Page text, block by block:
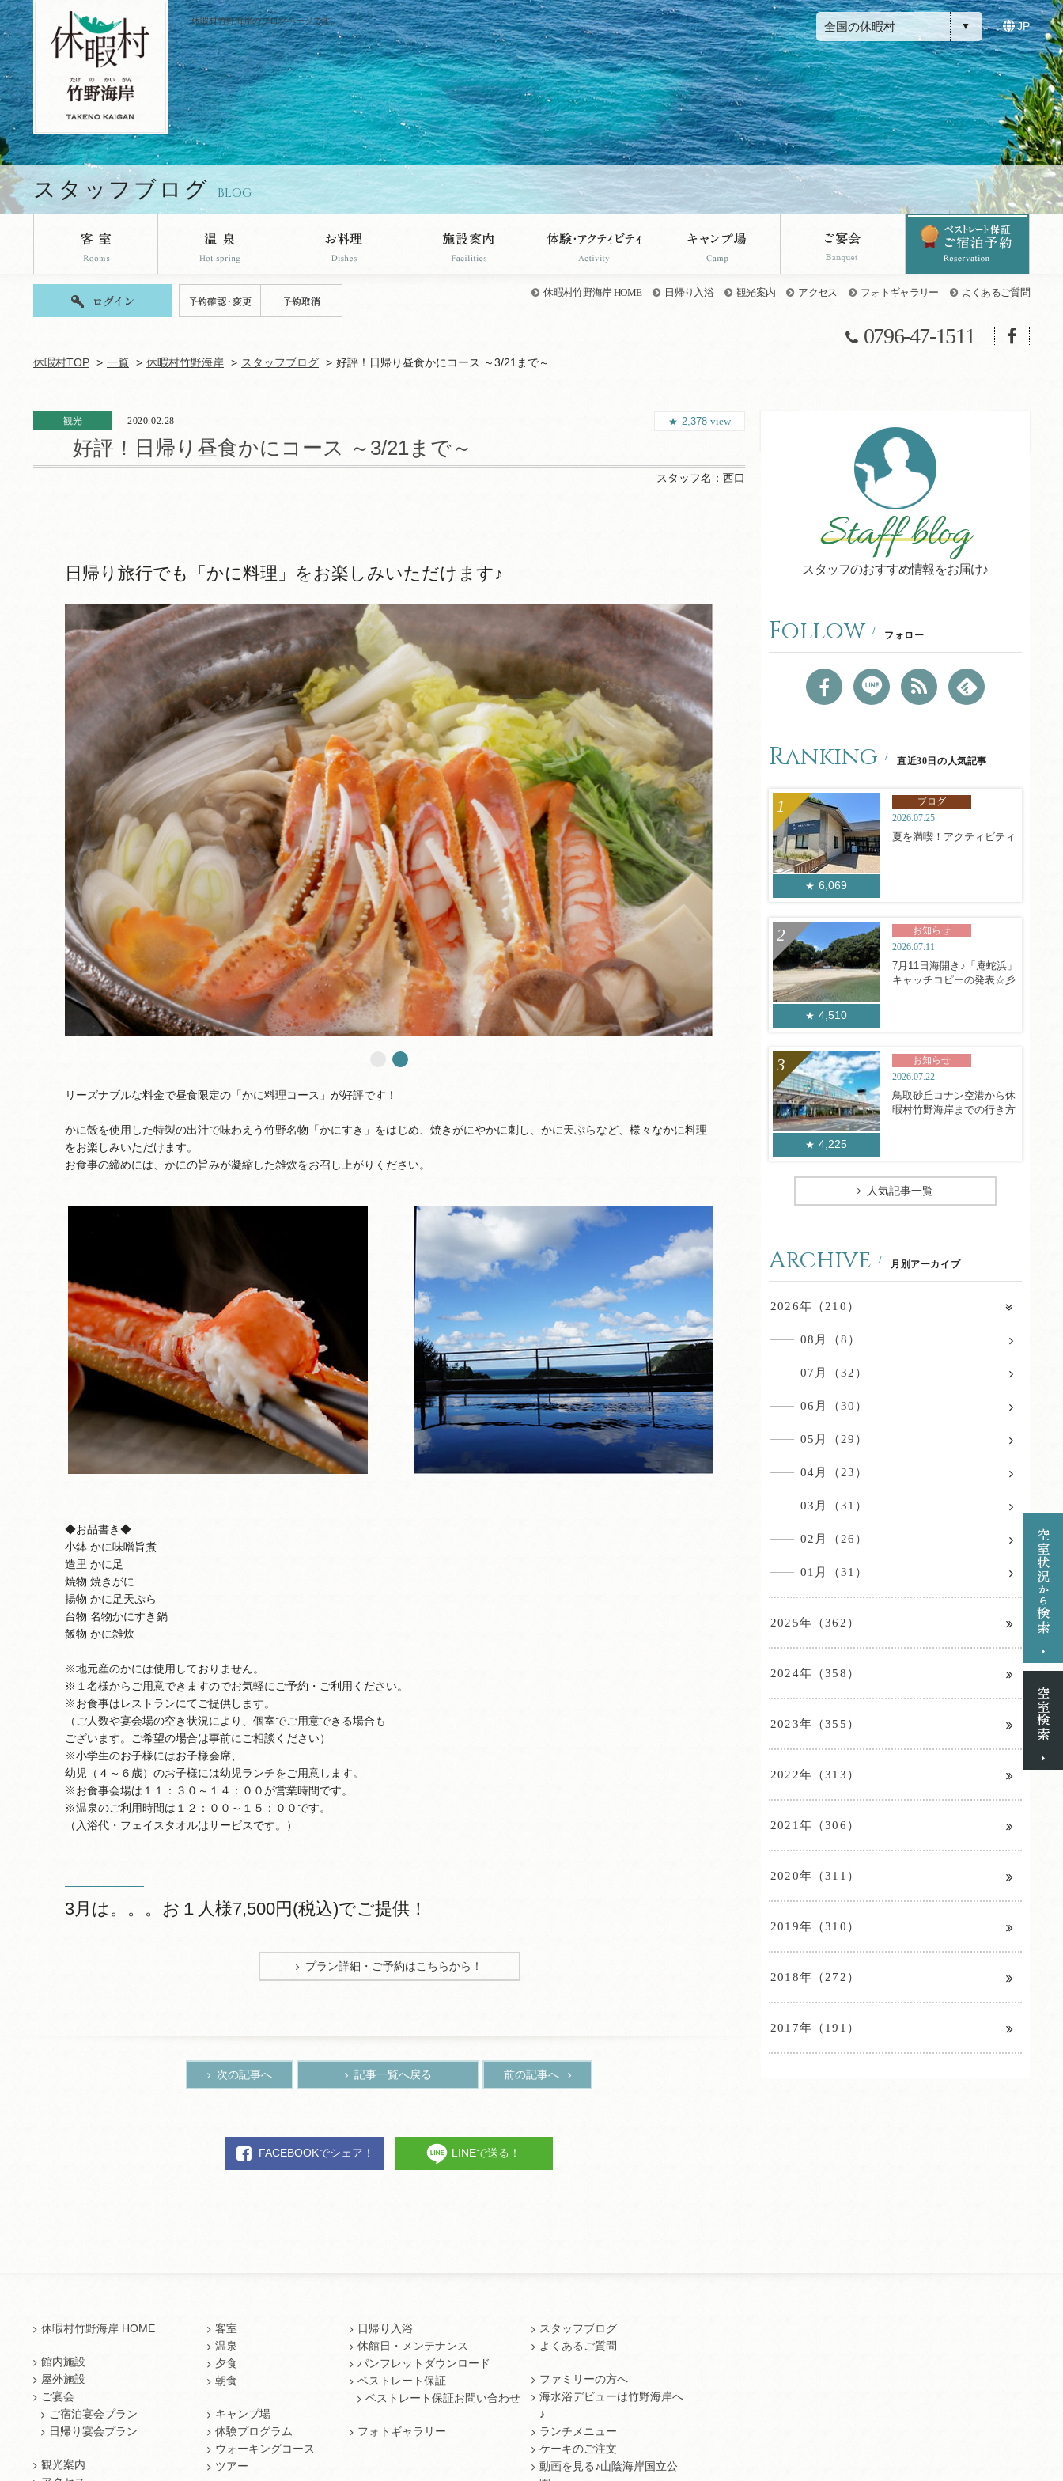
休暇村竹野海岸のブログページです。 全国の休暇村 JP
スタッフブログ BLOG
休暇村竹野海岸 HOME 日帰り入浴 観光案内 アクセス フォトギャラリー よくあるご質問
0796-47-1511
休暇村TOP 一覧 休暇村竹野海岸 スタッフブログ 好評！日帰り昼食かにコース ～3/21まで～
観光 2020.02.28
好評！日帰り昼食かにコース ～3/21まで～
2,378 view
スタッフ名： 西口
日帰り旅行でも「かに料理」をお楽しみいただけます♪
リーズナブルな料金で昼食限定の「かに料理コース」が好評です！
かに殻を使用した特製の出汁で味わえう竹野名物「かにすき」をはじめ、焼きがにやかに刺し、かに天ぷらなど、様々なかに料理
をお楽しみいただけます。
お食事の締めには、かにの旨みが凝縮した雑炊をお召し上がりください。
◆お品書き◆
小鉢 かに味噌旨煮
造里 かに足
焼物 焼きがに
揚物 かに足天ぷら
台物 名物かにすき鍋
飯物 かに雑炊
※地元産のかには使用しておりません。
※１名様からご用意できますのでお気軽にご予約・ご利用ください。
※お食事はレストランにてご提供します。
（ご人数や宴会場の空き状況により、個室でご用意できる場合も
ございます。ご希望の場合は事前にご相談ください）
※小学生のお子様にはお子様会席、
幼児（４～６歳）のお子様には幼児ランチをご用意します。
※お食事会場は１１：３０～１４：００が営業時間です。
※温泉のご利用時間は１２：００～１５：００です。
（入浴代・フェイスタオルはサービスです。）
3月は。。。お１人様7,500円(税込)でご提供！
プラン詳細・ご予約はこちらから！
次の記事へ 記事一覧へ戻る 前の記事へ
FACEBOOKでシェア！ LINEで送る！
Staff blog
スタッフのおすすめ情報をお届け♪
Follow フォロー
Ranking 直近30日の人気記事
6,069
ブログ
2026.07.25
夏を満喫！アクティビティ
4,510
お知らせ
2026.07.11
7月11日海開き♪「庵蛇浜」
キャッチコピーの発表☆彡
4,225
お知らせ
2026.07.22
鳥取砂丘コナン空港から休
暇村竹野海岸までの行き方
人気記事一覧
Archive 月別アーカイブ
2026年（210）
08月（8）
07月（32）
06月（30）
05月（29）
04月（23）
03月（31）
02月（26）
01月（31）
2025年（362）
2024年（358）
2023年（355）
2022年（313）
2021年（306）
2020年（311）
2019年（310）
2018年（272）
2017年（191）
休暇村竹野海岸 HOME
館内施設
屋外施設
ご宴会
ご宿泊宴会プラン
日帰り宴会プラン
観光案内
客室
温泉
夕食
朝食
キャンプ場
体験プログラム
ウォーキングコース
ツアー
日帰り入浴
休館日・メンテナンス
パンフレットダウンロード
ベストレート保証
ベストレート保証お問い合わせ
フォトギャラリー
スタッフブログ
よくあるご質問
ファミリーの方へ
海水浴デビューは竹野海岸へ
♪
ランチメニュー
ケーキのご注文
動画を見る♪山陰海岸国立公